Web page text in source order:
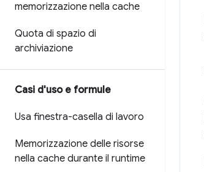
memorizzazione nella cache
Quota di spazio di
archiviazione
Casi d'uso e formule
Usa finestra-casella di lavoro
Memorizzazione delle risorse
nella cache durante il runtime